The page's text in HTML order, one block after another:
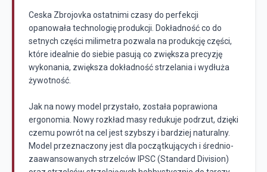
Ceska Zbrojovka ostatnimi czasy do perfekcji
opanowała technologię produkcji. Dokładność co do
setnych części milimetra pozwala na produkcję części,
które idealnie do siebie pasują co zwiększa precyzję
wykonania, zwiększa dokładność strzelania i wydłuża
żywotność.
Jak na nowy model przystało, została poprawiona
ergonomia. Nowy rozkład masy redukuje podrzut, dzięki
czemu powrót na cel jest szybszy i bardziej naturalny.
Model przeznaczony jest dla początkujących i średnio-
zaawansowanych strzelców IPSC (Standard Division)